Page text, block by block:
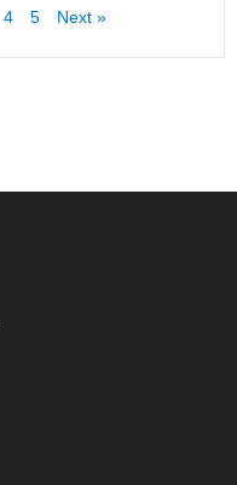
4 5 Next »